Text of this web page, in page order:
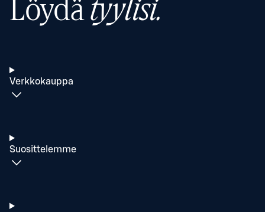
Löydätyylisi.
Verkkokauppa
Suosittelemme